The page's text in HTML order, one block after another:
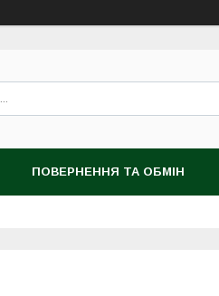
ПОВЕРНЕННЯ ТА ОБМІН